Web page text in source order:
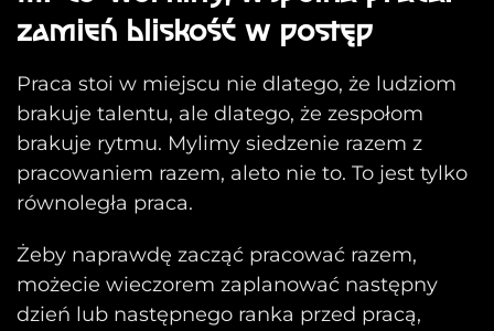
zamień bliskość w postęp
Praca stoi w miejscu nie dlatego, że ludziom
brakuje talentu, ale dlatego, że zespołom
brakuje rytmu. Mylimy siedzenie razem z
pracowaniem razem, aleto nie to. To jest tylko
równoległa praca.
Żeby naprawdę zacząć pracować razem,
możecie wieczorem zaplanować następny
dzień lub następnego ranka przed pracą,